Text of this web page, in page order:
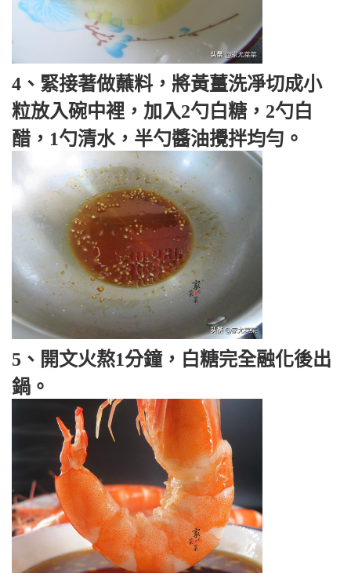
4、緊接著做蘸料，將黃薑洗凈切成小
粒放入碗中裡，加入2勺白糖，2勺白
醋，1勺清水，半勺醬油攪拌均勻。
5、開文火熬1分鐘，白糖完全融化後出
鍋。